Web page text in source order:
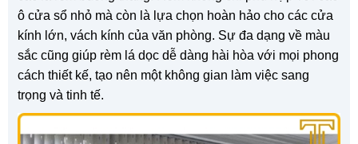
ô cửa sổ nhỏ mà còn là lựa chọn hoàn hảo cho các cửa
kính lớn, vách kính của văn phòng. Sự đa dạng về màu
sắc cũng giúp rèm lá dọc dễ dàng hài hòa với mọi phong
cách thiết kế, tạo nên một không gian làm việc sang
trọng và tinh tế.